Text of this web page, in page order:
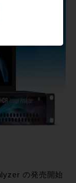
の発売開始